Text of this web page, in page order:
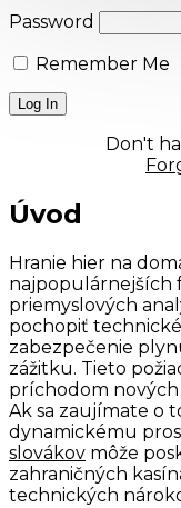
Password
Remember Me
Don't
Úvod
Hranie hier na
najpopulárnejších
priemyslových
pochopiť
zabezpečenie
zážitku. Tieto
príchodom
Ak sa zaujímate o
dynamickému
slovákov môže
zahraničných
technických